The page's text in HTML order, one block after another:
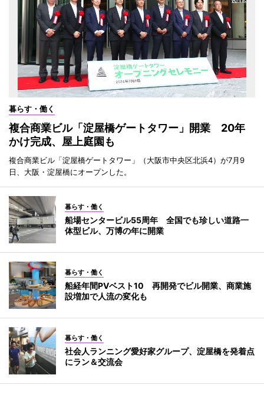
暮らす・働く
複合商業ビル「淀屋橋ゲートタワー」開業 20年
かけ完成、屋上庭園も
複合商業ビル「淀屋橋ゲートタワー」（大阪市中央区北浜4）が7月9
日、大阪・淀屋橋にオープンした。
暮らす・働く
船場センタービル55周年 全国でも珍しい道路一
体型ビル、万博の年に開業
暮らす・働く
船経年間PVベスト10 再開発でビル開業、商業施
設増加で人流の変化も
暮らす・働く
社会人ランニング愛好家グループ、淀屋橋を発着点
にラン＆交流会